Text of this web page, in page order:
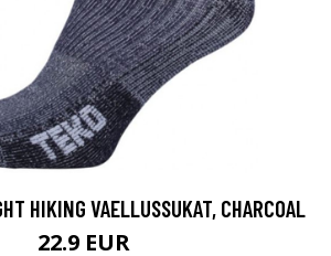
HIKING VAELLUSSUKAT, CHARCOAL
22.9 EUR